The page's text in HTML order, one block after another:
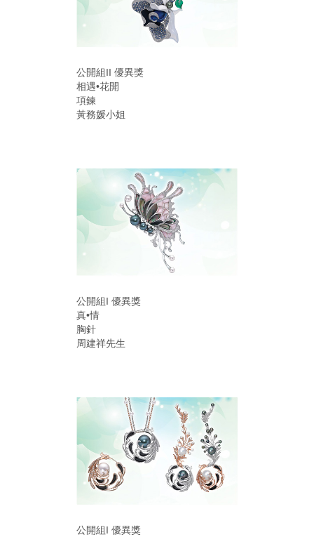
公開組II 優異獎
相遇•花開
項鍊
黃務媛小姐
公開組I 優異獎
真•情
胸針
周建祥先生
公開組I 優異獎